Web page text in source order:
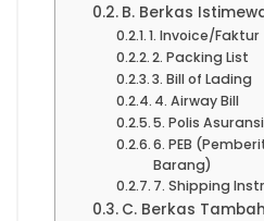
B. Berkas
1. Invoice/Faktur
2. Packing List
3. Bill of Lading
4. Airway Bill
5. Polis Asuransi
6. PEB
Barang)
7. Shipping
C. Berkas